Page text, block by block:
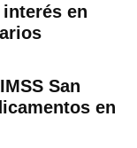
en
San
en